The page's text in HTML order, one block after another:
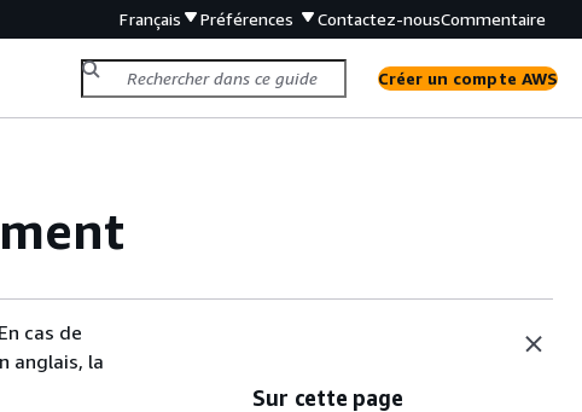
Français Préférences Contactez-nousCommentaire
Créer un compte AWS
cas de
anglais, la
Sur cette page